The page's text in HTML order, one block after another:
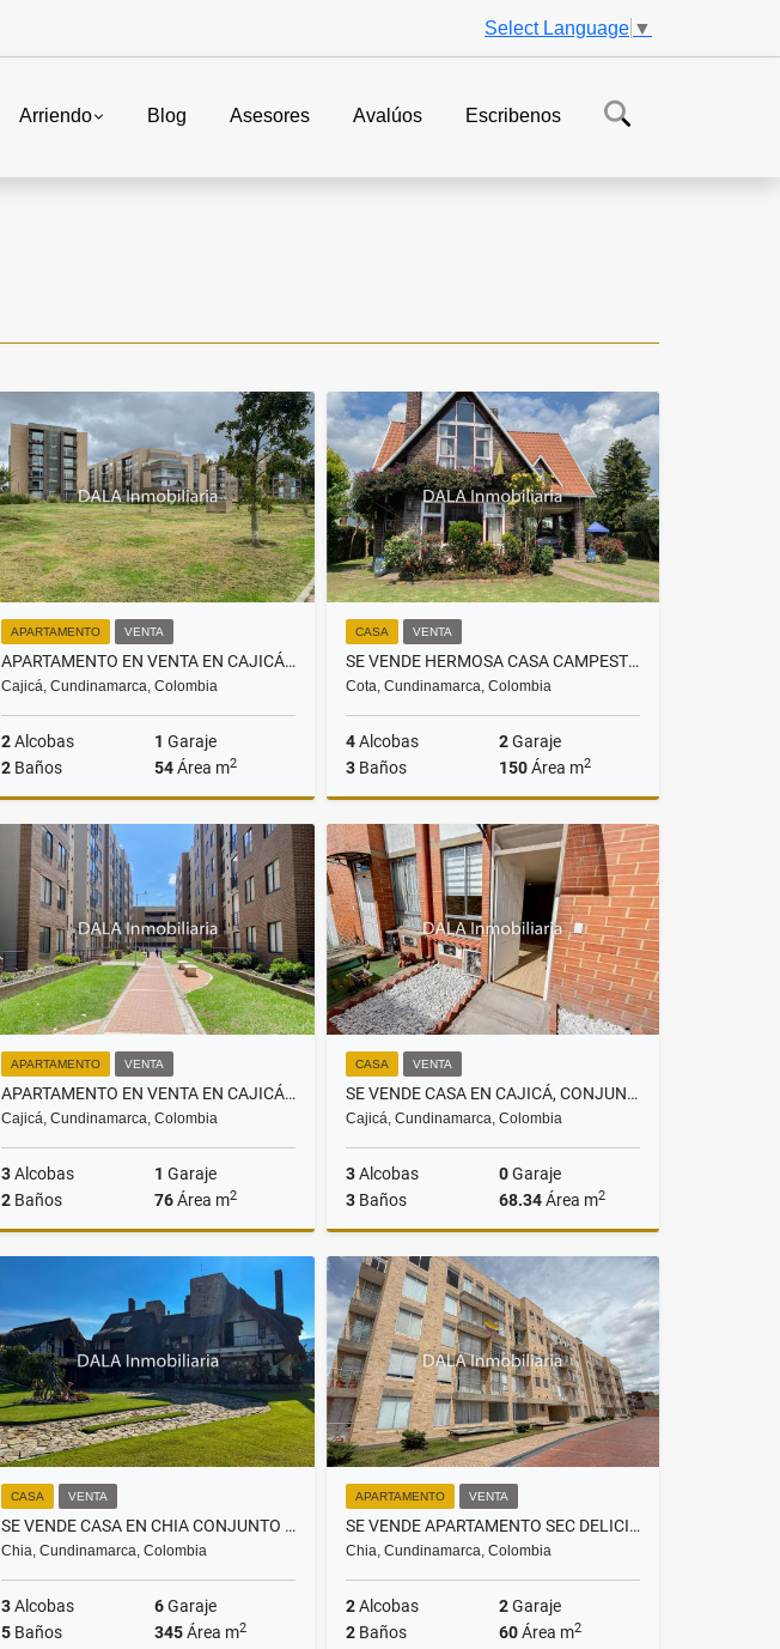
Select Language ▼
Arriendo Blog Asesores Avalúos Escribenos
APARTAMENTO VENTA
APARTAMENTO EN VENTA EN CAJICÁ RESERVA DEL LAGO. INMOBILIARIAS CAJICÁ
Cajicá, Cundinamarca, Colombia
2Alcobas 1 Garaje
2 Baños 54Área m2
Venta
$329.900.000
CASA VENTA
SE VENDE HERMOSA CASA CAMPESTRE EN COTA. INMOBILIARIAS COTA
Cota, Cundinamarca, Colombia
4Alcobas 2Garaje
3 Baños 150Área m2
Venta
$799.800.000
APARTAMENTO VENTA
APARTAMENTO EN VENTA EN CAJICÁ CENTRO. INMOBILIARIAS CAJICÁ
Cajicá, Cundinamarca, Colombia
3Alcobas 1 Garaje
2 Baños 76Área m2
Venta
$389.900.000
CASA VENTA
SE VENDE CASA EN CAJICÁ, CONJUNTO CANDELARIA 1
Cajicá, Cundinamarca, Colombia
3Alcobas 0Garaje
3 Baños 68.34Área m2
Venta
$259.600.000
CASA VENTA
SE VENDE CASA EN CHIA CONJUNTO GRANJAS DE LA BALSA, INMOBILIARIAS CHÍA
Chia, Cundinamarca, Colombia
3Alcobas 6Garaje
5 Baños 345Área m2
APARTAMENTO VENTA
SE VENDE APARTAMENTO SEC DELICIAS EN CHIA. INMOBILIARIAS CHÍA
Chia, Cundinamarca, Colombia
2Alcobas 2Garaje
2 Baños 60Área m2